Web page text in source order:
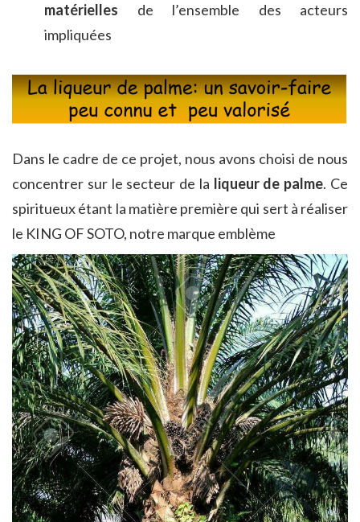
matérielles de l’ensemble des acteurs
impliquées
Dans le cadre de ce projet, nous avons choisi de nous
concentrer sur le secteur de la liqueur de palme. Ce
spiritueux étant la matière première qui sert à réaliser
le KING OF SOTO, notre marque emblème